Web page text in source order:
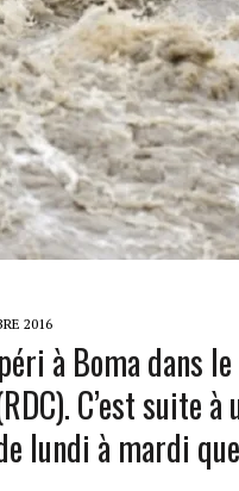
2016
à Boma dans
C’est suite
lundi à mardi